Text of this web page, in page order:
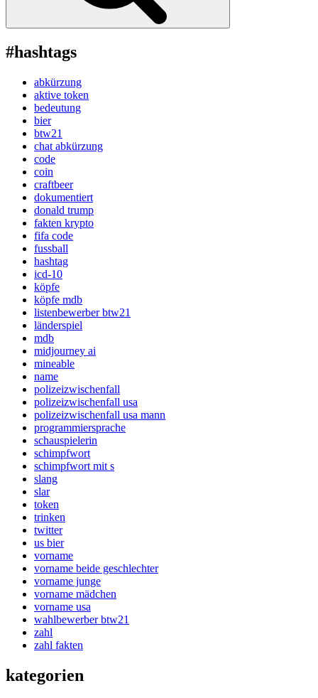
#hashtags
abkürzung
aktive token
bedeutung
bier
btw21
chat abkürzung
code
coin
craftbeer
dokumentiert
donald trump
fakten krypto
fifa code
fussball
hashtag
icd-10
köpfe
köpfe mdb
listenbewerber btw21
länderspiel
mdb
midjourney ai
mineable
name
polizeizwischenfall
polizeizwischenfall usa
polizeizwischenfall usa mann
programmiersprache
schauspielerin
schimpfwort
schimpfwort mit s
slang
slar
token
trinken
twitter
us bier
vorname
vorname beide geschlechter
vorname junge
vorname mädchen
vorname usa
wahlbewerber btw21
zahl
zahl fakten
kategorien